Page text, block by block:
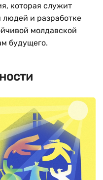
которая служит
и разработке
молдавской
будущего.